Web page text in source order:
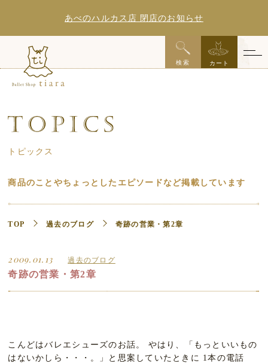
あべのハルカス店 閉店のお知らせ
x
検索 カート
トピックス
商品のことやちょっとしたエピソードなど掲載しています
TOP 過去のブログ 奇跡の営業・第2章
2009.01.13 過去のブログ
奇跡の営業・第2章
こんどはバレエシューズのお話。 やはり、「もっといいもの
はないかしら・・・。」と思案していたときに 1本の電話